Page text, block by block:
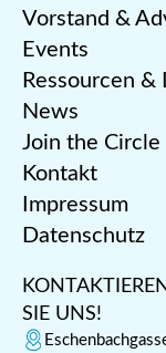
Vorstand &
Events
Ressourcen &
News
Join the Circle
Kontakt
Impressum
Datenschutz
KONTAKTIEREN
SIE UNS!